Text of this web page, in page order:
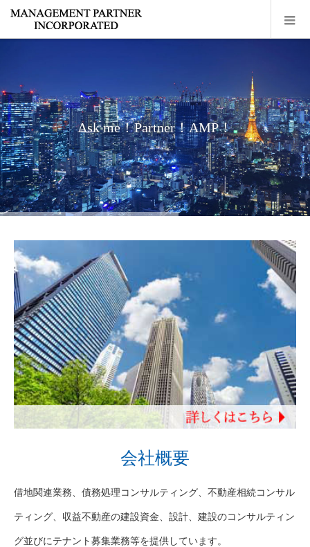
Ask me！Partner！AMP！
会社概要
借地関連業務、債務処理コンサルティング、不動産相続コンサル
ティング、収益不動産の建設資金、設計、建設のコンサルティン
グ並びにテナント募集業務等を提供しています。